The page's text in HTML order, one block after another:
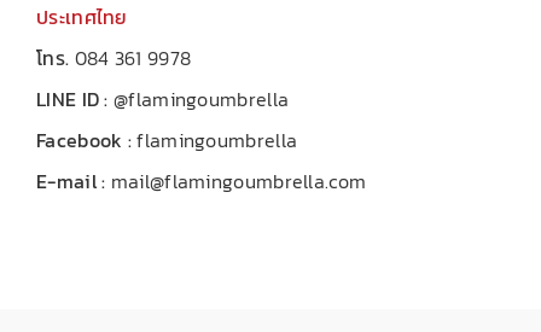
ประเทศไทย
โทร. 084 361 9978
LINE ID : @flamingoumbrella
Facebook :flamingoumbrella
E-mail : mail@flamingoumbrella.com